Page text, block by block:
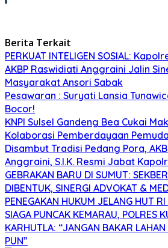
Berita Terkait
PERKUAT INTELIGEN SOSIAL:
AKBP Raswidiati Anggraini Jalin
Masyarakat Ansori Sabak
Pesawaran : Suryati Lansia
Bocor!
KNPI Sulsel Gandeng Bea Cukai
Kolaborasi Pemberdayaan Pemuda
Disambut Tradisi Pedang Pora,
Anggraini, S.I.K. Resmi Jabat
GEBRAKAN BARU DI SUMUT:
DIBENTUK, SINERGI ADVOKAT &
PENEGAKAN HUKUM JELANG HUT RI
SIAGA PUNCAK KEMARAU, POLRES
KARHUTLA: “JANGAN BAKAR
PUN”